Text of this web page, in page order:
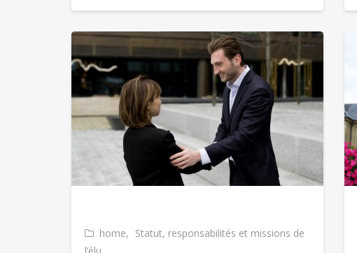
home
Statut, responsabilités et missions de